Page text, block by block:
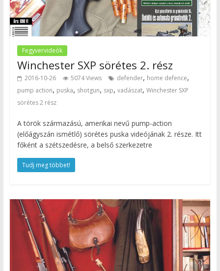
Fegyvervideók
Winchester SXP sörétes 2. rész
2016-10-26 5074 Views defender, home defence,
pump action, puska, shotgun, sxp, vadászat, Winchester SXP
sörétes 2 rész
A török származású, amerikai nevű pump-action
(előágyszán ismétlő) sörétes puska videójának 2. része. Itt
főként a szétszedésre, a belső szerkezetre
Tudj meg többet!